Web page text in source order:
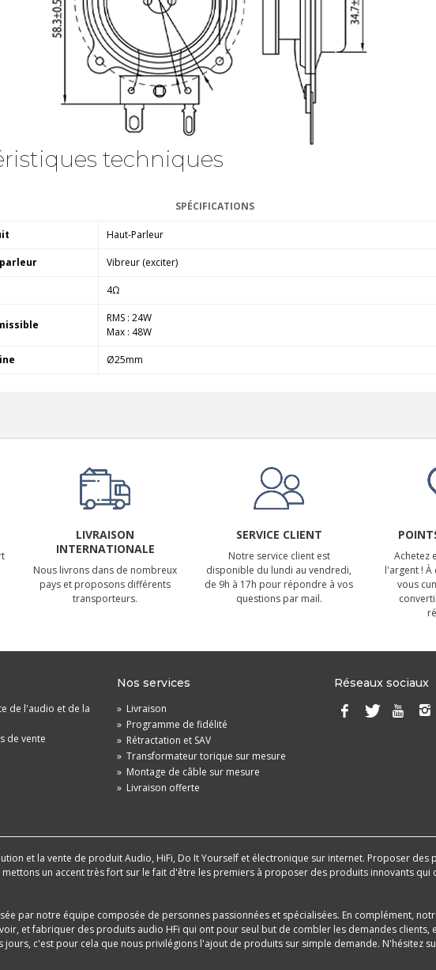
techniques
SPÉCIFICATIONS
Haut-Parleur
Vibreur (exciter)
4Ω
RMS : 24W
Max : 48W
Ø25mm
LIVRAISON
INTERNATIONALE
Nous livrons dans de nombreux
pays et proposons différents
transporteurs.
SERVICE CLIENT
Notre service client est
disponible du lundi au vendredi,
de 9h à 17h pour répondre à vos
questions par mail.
Achetez
l'argent ! À
vous
de l'audio et de la
de vente
Nos services
» Livraison
» Programme de fidélité
» Rétractation et SAV
» Transformateur torique sur mesure
» Montage de câble sur mesure
» Livraison offerte
Réseaux sociaux
et la vente de produit Audio, HiFi, Do It Yourself et électronique sur internet. Proposer des
un accent très fort sur le fait d'être les premiers à proposer des produits innovants qui
par notre équipe composée de personnes passionnées et spécialisées. En complément,
et fabriquer des produits audio HFi qui ont pour seul but de combler les demandes clients,
c'est pour cela que nous privilégions l'ajout de produits sur simple demande. N'hésitez